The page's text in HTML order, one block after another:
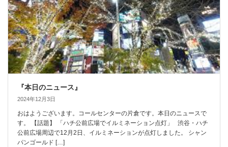
『本日のニュース』
2024年12月3日
おはようございます。コールセンターの片倉です。本日のニュースで
す。 【話題】 「ハチ公前広場でイルミネーション点灯」 渋谷・ハチ
公前広場周辺で12月2日、イルミネーションが点灯しました。 シャン
パンゴールド […]